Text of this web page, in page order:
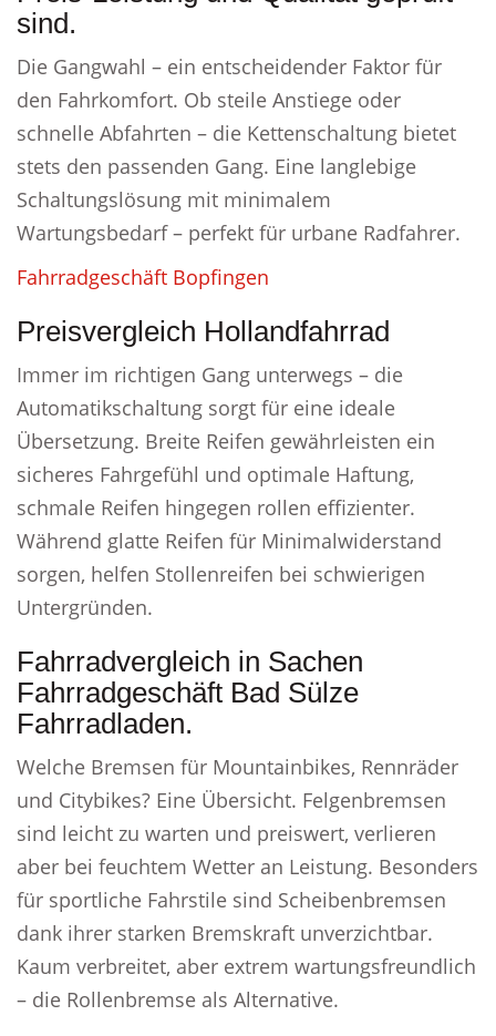
sind.
Die Gangwahl – ein entscheidender Faktor für
den Fahrkomfort. Ob steile Anstiege oder
schnelle Abfahrten – die Kettenschaltung bietet
stets den passenden Gang. Eine langlebige
Schaltungslösung mit minimalem
Wartungsbedarf – perfekt für urbane Radfahrer.
Fahrradgeschäft Bopfingen
Preisvergleich Hollandfahrrad
Immer im richtigen Gang unterwegs – die
Automatikschaltung sorgt für eine ideale
Übersetzung. Breite Reifen gewährleisten ein
sicheres Fahrgefühl und optimale Haftung,
schmale Reifen hingegen rollen effizienter.
Während glatte Reifen für Minimalwiderstand
sorgen, helfen Stollenreifen bei schwierigen
Untergründen.
Fahrradvergleich in Sachen
Fahrradgeschäft Bad Sülze
Fahrradladen.
Welche Bremsen für Mountainbikes, Rennräder
und Citybikes? Eine Übersicht. Felgenbremsen
sind leicht zu warten und preiswert, verlieren
aber bei feuchtem Wetter an Leistung. Besonders
für sportliche Fahrstile sind Scheibenbremsen
dank ihrer starken Bremskraft unverzichtbar.
Kaum verbreitet, aber extrem wartungsfreundlich
– die Rollenbremse als Alternative.